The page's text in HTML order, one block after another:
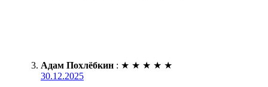
Адам Похлёбкин : ★ ★ ★ ★ ★
30.12.2025